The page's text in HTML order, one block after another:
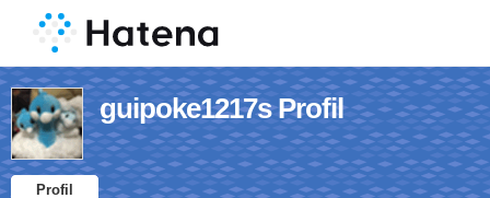
guipoke1217s Profil
Profil